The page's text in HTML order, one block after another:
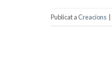
Publicat aCreacions |